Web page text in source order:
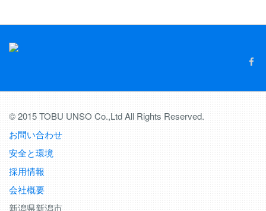
© 2015 TOBU UNSO Co.,Ltd All Rights Reserved.
お問い合わせ
安全と環境
採用情報
会社概要
新潟県新潟市